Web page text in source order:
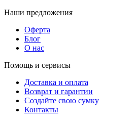
Наши предложения
Оферта
Блог
О нас
Помощь и сервисы
Доставка и оплата
Возврат и гарантии
Создайте свою сумку
Контакты